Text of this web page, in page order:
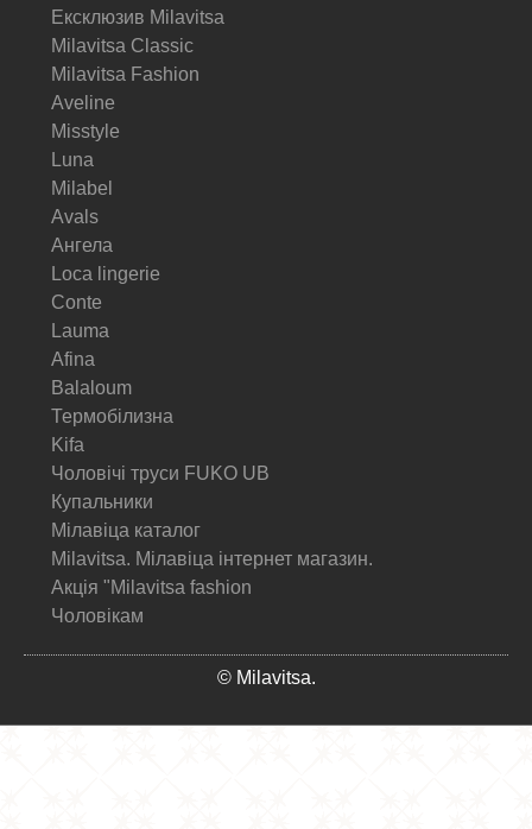
Ексклюзив Milavitsa
Milavitsa Classic
Milavitsa Fashion
Aveline
Misstyle
Luna
Milabel
Avals
Ангела
Loca lingerie
Conte
Lauma
Afina
Balaloum
Термобілизна
Kifa
Чоловічі труси FUKO UB
Купальники
Мілавіца каталог
Milavitsa. Мілавіца інтернет магазин.
Акція "Milavitsa fashion
Чоловікам
© Milavitsa.